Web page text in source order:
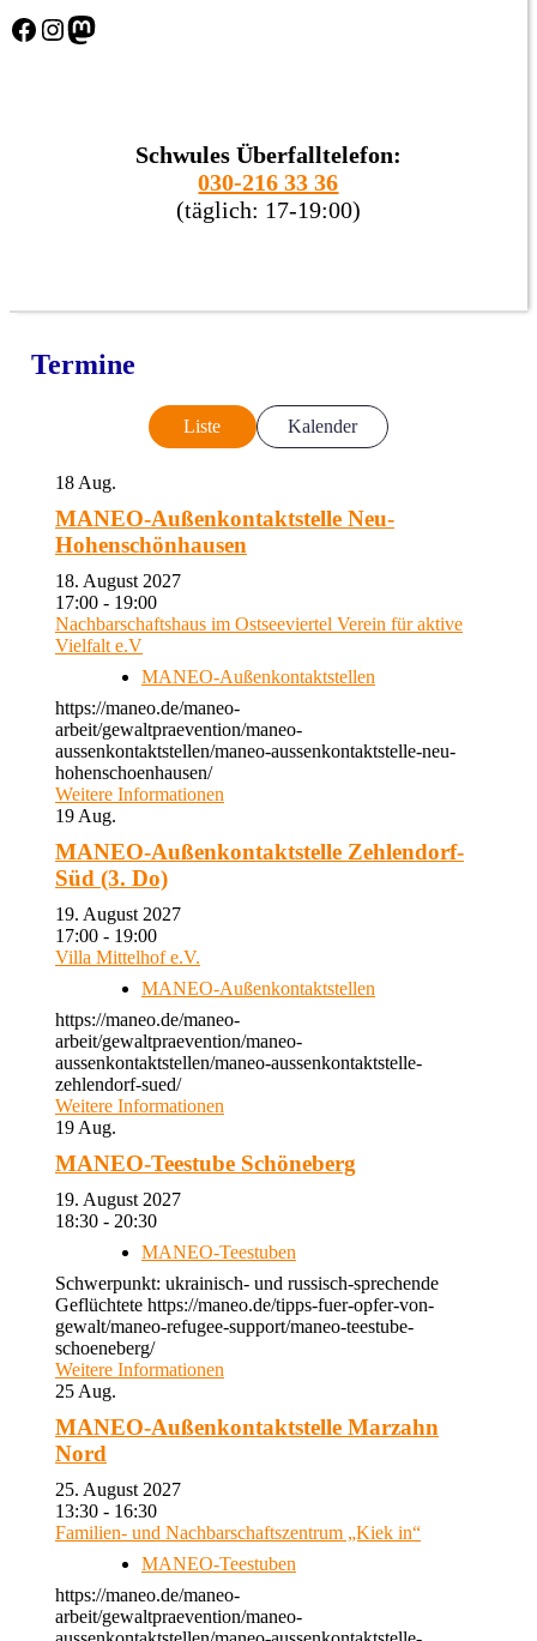
Facebook Instagram Mastodon
Schwules Überfalltelefon:
030-216 33 36
(täglich: 17-19:00)
Termine
Liste Kalender
18 Aug.
MANEO-Außenkontaktstelle Neu-
Hohenschönhausen
18. August 2027
17:00 - 19:00
Nachbarschaftshaus im Ostseeviertel Verein für aktive
Vielfalt e.V
MANEO-Außenkontaktstellen
https://maneo.de/maneo-
arbeit/gewaltpraevention/maneo-
aussenkontaktstellen/maneo-aussenkontaktstelle-neu-
hohenschoenhausen/
Weitere Informationen
19 Aug.
MANEO-Außenkontaktstelle Zehlendorf-
Süd (3. Do)
19. August 2027
17:00 - 19:00
Villa Mittelhof e.V.
MANEO-Außenkontaktstellen
https://maneo.de/maneo-
arbeit/gewaltpraevention/maneo-
aussenkontaktstellen/maneo-aussenkontaktstelle-
zehlendorf-sued/
Weitere Informationen
19 Aug.
MANEO-Teestube Schöneberg
19. August 2027
18:30 - 20:30
MANEO-Teestuben
Schwerpunkt: ukrainisch- und russisch-sprechende
Geflüchtete https://maneo.de/tipps-fuer-opfer-von-
gewalt/maneo-refugee-support/maneo-teestube-
schoeneberg/
Weitere Informationen
25 Aug.
MANEO-Außenkontaktstelle Marzahn
Nord
25. August 2027
13:30 - 16:30
Familien- und Nachbarschaftszentrum „Kiek in“
MANEO-Teestuben
https://maneo.de/maneo-
arbeit/gewaltpraevention/maneo-